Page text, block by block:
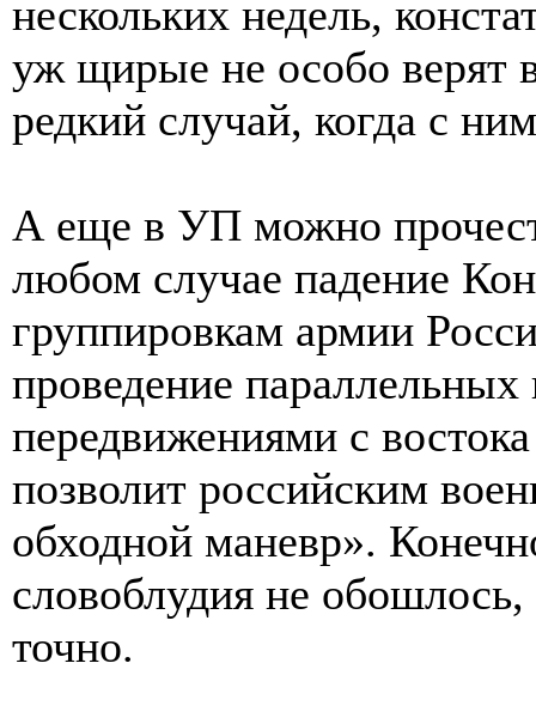
нескольких недель,
уж щирые не особо верят
редкий случай, когда с
А еще в УП можно
любом случае падение
группировкам армии
проведение
передвижениями с
позволит российским
обходной маневр».
словоблудия не
точно.